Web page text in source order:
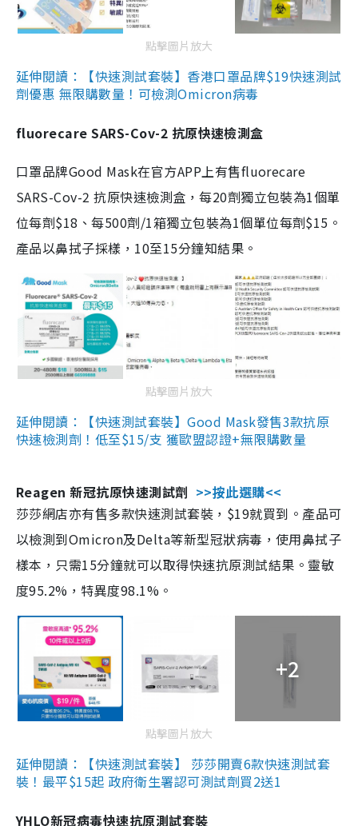
點擊圖片放大
延伸閱讀：【快速測試套裝】香港口罩品牌$19快速測試
劑優惠 無限購數量！可檢測Omicron病毒
fluorecare SARS-Cov-2 抗原快速檢測盒
口罩品牌Good Mask在官方APP上有售fluorecare
SARS-Cov-2 抗原快速檢測盒，每20劑獨立包裝為1個單
位每劑$18、每500劑/1箱獨立包裝為1個單位每劑$15。
產品以鼻拭子採樣，10至15分鐘知結果。
點擊圖片放大
延伸閱讀：【快速測試套裝】Good Mask發售3款抗原
快速檢測劑！低至$15/支 獲歐盟認證+無限購數量
Reagen 新冠抗原快速測試劑 >>按此選購<<
莎莎網店亦有售多款快速測試套裝，$19就買到。產品可
以檢測到Omicron及Delta等新型冠狀病毒，使用鼻拭子
樣本，只需15分鐘就可以取得快速抗原測試結果。靈敏
度95.2%，特異度98.1%。
+2
點擊圖片放大
延伸閱讀：【快速測試套裝】 莎莎開賣6款快速測試套
裝！最平$15起 政府衛生署認可測試劑買2送1
YHLO新冠病毒快速抗原測試套裝